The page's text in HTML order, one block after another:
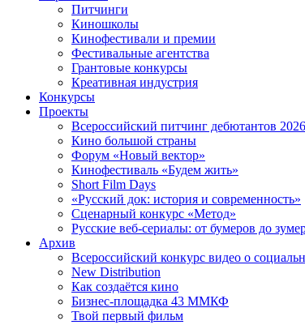
Питчинги
Киношколы
Кинофестивали и премии
Фестивальные агентства
Грантовые конкурсы
Креативная индустрия
Конкурсы
Проекты
Всероссийский питчинг дебютантов 2026
Кино большой страны
Форум «Новый вектор»
Кинофестиваль «Будем жить»
Short Film Days
«Русский док: история и современность»
Сценарный конкурс «Метод»
Русские веб-сериалы: от бумеров до
Архив
Всероссийский конкурс видео о
New Distribution
Как создаётся кино
Бизнес-площадка 43 ММКФ
Твой первый фильм